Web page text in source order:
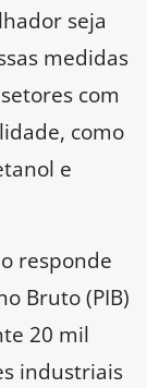
seja
medidas
com
como
e
responde
Bruto (PIB)
20 mil
industriais